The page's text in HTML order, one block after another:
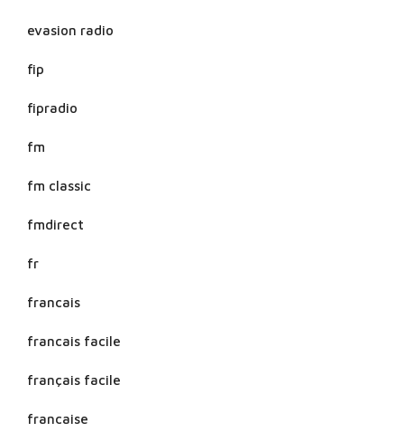
evasion radio
fip
fipradio
fm
fm classic
fmdirect
fr
francais
francais facile
français facile
francaise